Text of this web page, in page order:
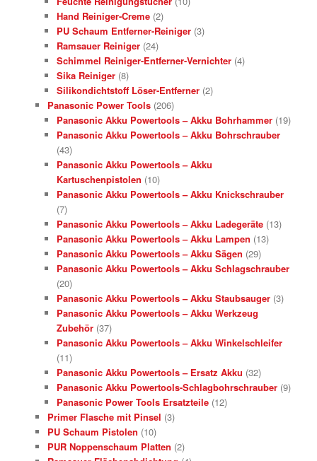
Hand Reiniger-Creme (2)
PU Schaum Entferner-Reiniger (3)
Ramsauer Reiniger (24)
Schimmel Reiniger-Entferner-Vernichter (4)
Sika Reiniger (8)
Silikondichtstoff Löser-Entferner (2)
Panasonic Power Tools (206)
Panasonic Akku Powertools – Akku Bohrhammer (19)
Panasonic Akku Powertools – Akku Bohrschrauber
(43)
Panasonic Akku Powertools – Akku
Kartuschenpistolen (10)
Panasonic Akku Powertools – Akku Knickschrauber
(7)
Panasonic Akku Powertools – Akku Ladegeräte (13)
Panasonic Akku Powertools – Akku Lampen (13)
Panasonic Akku Powertools – Akku Sägen (29)
Panasonic Akku Powertools – Akku Schlagschrauber
(20)
Panasonic Akku Powertools – Akku Staubsauger (3)
Panasonic Akku Powertools – Akku Werkzeug
Zubehör (37)
Panasonic Akku Powertools – Akku Winkelschleifer
(11)
Panasonic Akku Powertools – Ersatz Akku (32)
Panasonic Akku Powertools-Schlagbohrschrauber (9)
Panasonic Power Tools Ersatzteile (12)
Primer Flasche mit Pinsel (3)
PU Schaum Pistolen (10)
PUR Noppenschaum Platten (2)